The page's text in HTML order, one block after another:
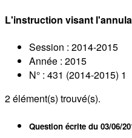
L'instruction visant
Session : 2014-2015
Année : 2015
N° : 431 (2014-2015) 1
2élément(s) trouvé(s).
Question écrite du 03/06/